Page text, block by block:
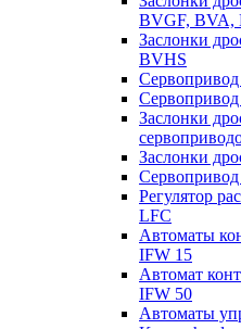
BVGF, BVA,
Заслонки
BVHS
Заслонки
Заслонки
Регулятор
LFC
Автоматы
IFW 15
Автомат
IFW 50
Автоматы